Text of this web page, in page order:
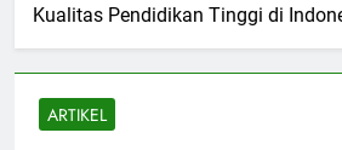
Kualitas Pendidikan Tinggi di
ARTIKEL